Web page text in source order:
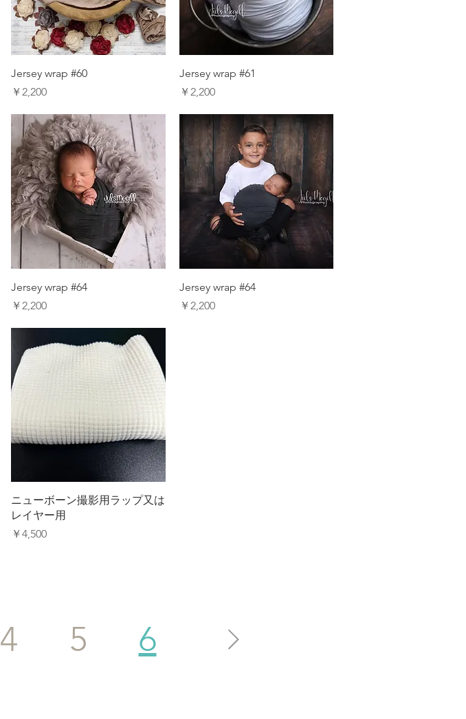
Jersey wrap #60
価格
￥2,200
Jersey wrap #61
価格
￥2,200
Jersey wrap #64
価格
￥2,200
Jersey wrap #64
価格
￥2,200
ニューボーン撮影用ラップ又は
レイヤー用
価格
￥4,500
4 5 6